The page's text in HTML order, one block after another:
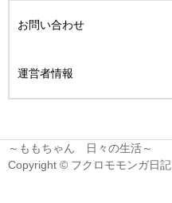
お問い合わせ
運営者情報
～ももちゃん 日々の生活～
Copyright © フクロモモンガ日記